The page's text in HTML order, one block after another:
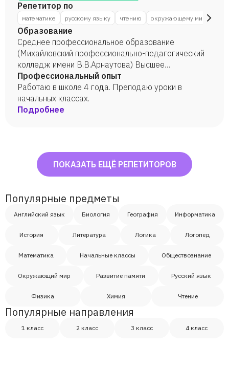
Репетитор по
математике русскому языку чтению окружающему миру
Образование
Среднее профессиональное образование
(Михайловский профессионально-педагогический
колледж имени В.В.Арнаутова) Высшее
образование (Волгоградский государственный
социально-педагогический университет)
Профессиональный опыт
Работаю в школе 4 года. Преподаю уроки в
начальных классах.
Подробнее
ПОКАЗАТЬ ЕЩЁ РЕПЕТИТОРОВ
Популярные предметы
Английский язык Биология География Информатика
История Литература Логика Логопед
Математика Начальные классы Обществознание
Окружающий мир Развитие памяти Русский язык
Физика Химия Чтение
Популярные направления
1 класс 2 класс 3 класс 4 класс